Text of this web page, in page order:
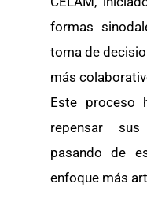
formas
toma de
más
Este proceso
repensar
pasando de
enfoque más